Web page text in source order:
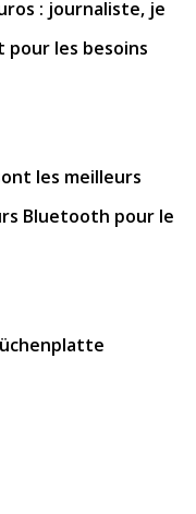
: journaliste, je
pour les besoins
les meilleurs
Bluetooth pour le